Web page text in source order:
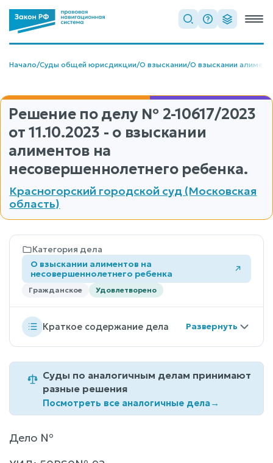
Начало/Суды общей юрисдикции/О взыскании/О взыскании
Решение по делу № 2-10617/2023
от 11.10.2023 - о взыскании
алиментов на
несовершеннолетнего ребенка.
Красногорский городской суд (Московская
область)
Категория дела
О взыскании алиментов на
несовершеннолетнего ребенка
Гражданское Удовлетворено
Краткое содержание дела
Суды по аналогичным делам принимают
разные решения
Посмотреть все аналогичные дела→
Дело №